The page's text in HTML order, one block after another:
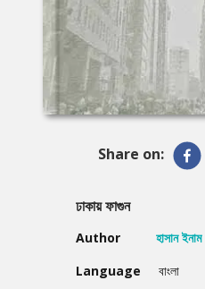
Share on:
ঢাকায় ফাগুন
Author
হাসান ইনাম
Language
বাংলা